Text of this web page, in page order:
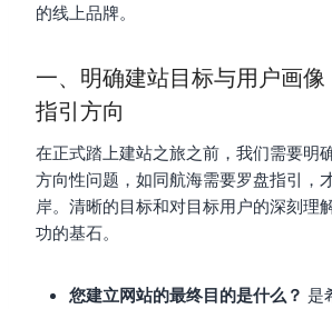
的线上品牌。
一、明确建站目标与用户画像
指引方向
在正式踏上建站之旅之前，我们需要明
方向性问题，如同航海需要罗盘指引，
岸。清晰的目标和对目标用户的深刻理
功的基石。
您建立网站的最终目的是什么？ 是